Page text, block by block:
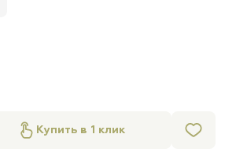
Купить в 1 клик